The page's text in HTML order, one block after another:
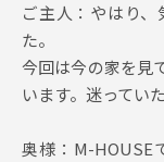
ご主人：やはり
た。
今回は今の家を見
います。迷ってい
奥様：M-HOUSE